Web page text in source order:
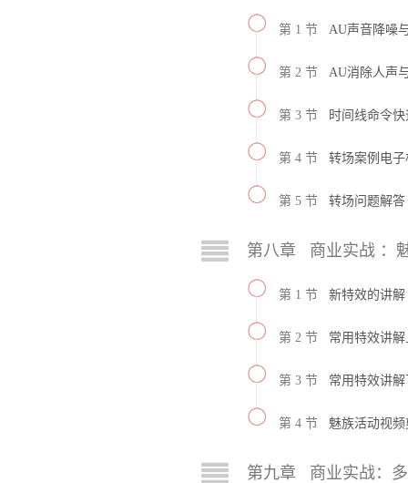
第 1 节 AU声音降噪
第 2 节 AU消除人声
第 3 节 时间线命令
第 4 节 转场案例电
第 5 节 转场问题解答
第八章 商业实战 ：
第 1 节 新特效的讲解
第 2 节 常用特效讲解
第 3 节 常用特效讲解
第 4 节 魅族活动视
第九章 商业实战：